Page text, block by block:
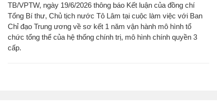
TB/VPTW, ngày 19/6/2026 thông báo Kết luận của đồng chí
Tổng Bí thư, Chủ tịch nước Tô Lâm tại cuộc làm việc với Ban
Chỉ đạo Trung ương về sơ kết 1 năm vận hành mô hình tổ
chức tổng thể của hệ thống chính trị, mô hình chính quyền 3
cấp.